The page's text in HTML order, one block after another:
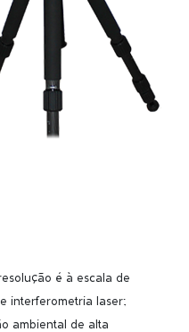
é à escala de
interferometria laser;
ambiental de alta